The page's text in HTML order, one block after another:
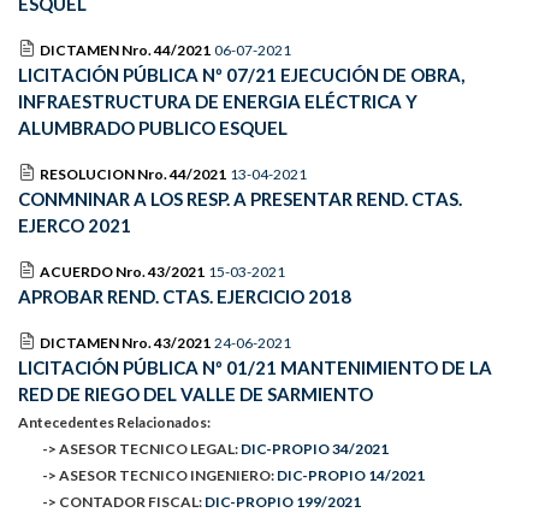
DICTAMEN Nro. 44/2021 06-07-2021
LICITACIÓN PÚBLICA Nº 07/21 EJECUCIÓN DE OBRA,
INFRAESTRUCTURA DE ENERGIA ELÉCTRICA Y
ALUMBRADO PUBLICO ESQUEL
RESOLUCION Nro. 44/2021 13-04-2021
CONMNINAR A LOS RESP. A PRESENTAR REND. CTAS.
EJERCO 2021
ACUERDO Nro. 43/2021 15-03-2021
APROBAR REND. CTAS. EJERCICIO 2018
DICTAMEN Nro. 43/2021 24-06-2021
LICITACIÓN PÚBLICA Nº 01/21 MANTENIMIENTO DE LA
RED DE RIEGO DEL VALLE DE SARMIENTO
Antecedentes Relacionados:
-> ASESOR TECNICO LEGAL: DIC-PROPIO 34/2021
-> ASESOR TECNICO INGENIERO: DIC-PROPIO 14/2021
-> CONTADOR FISCAL: DIC-PROPIO 199/2021